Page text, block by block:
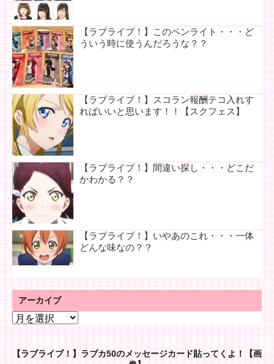
【ラブライブ！】このペンライト・・・ど
ういう時に使うんだろうな？？
【ラブライブ！】スコラン報酬テコ入れす
ればいいと思います！！【スクフェス】
【ラブライブ！】間違い探し・・・どこだ
かわかる？？
【ラブライブ！】いやあのこれ・・・一体
どんな味なの？？
アーカイブ
ア
イ
【ラブライブ！】ラブカ50のメッセージカード貼ってくよ！【画